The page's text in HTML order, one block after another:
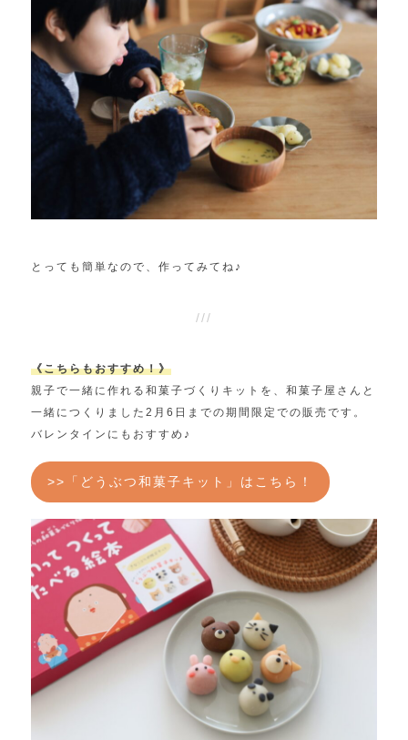
とっても簡単なので、作ってみてね♪
《こちらもおすすめ！》
親子で一緒に作れる和菓子づくりキットを、和菓子屋さんと
一緒につくりました2月6日までの期間限定での販売です。
バレンタインにもおすすめ♪
>>「どうぶつ和菓子キット」はこちら！